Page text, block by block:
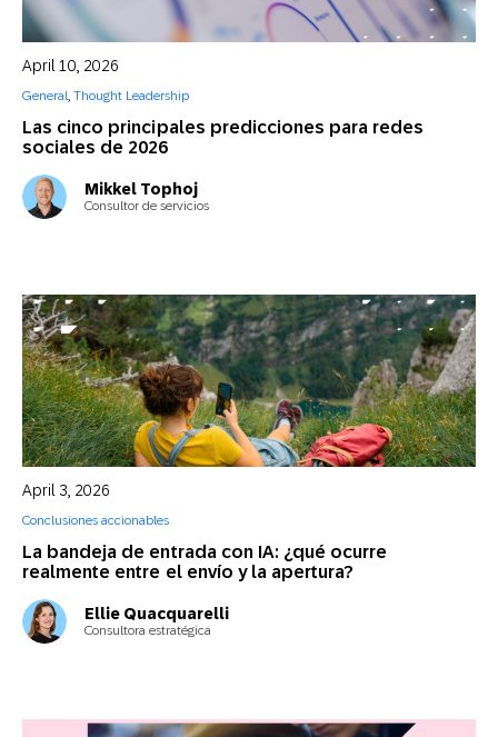
Las cinco principales predicciones para redes
sociales de 2026
April 10, 2026
General, Thought Leadership
Mikkel Tophoj
Consultor de servicios
La bandeja de entrada con IA: ¿qué ocurre
realmente entre el envío y la apertura?
April 3, 2026
Conclusiones accionables
Ellie Quacquarelli
Consultora estratégica